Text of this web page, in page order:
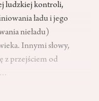
ludzkiej kontroli,
ładu i jego
nieładu)
Innymi słowy,
z przejściem od